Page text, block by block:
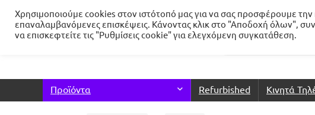
Προϊόντα Refurbished Κινητά
Χρησιμοποιούμε cookies στον ιστότοπό μας για να σας προσφέρουμε την
επαναλαμβανόμενες επισκέψεις. Κάνοντας κλικ στο "Αποδοχή όλων",
να επισκεφτείτε τις "Ρυθμίσεις cookie" για ελεγχόμενη συγκατάθεση.